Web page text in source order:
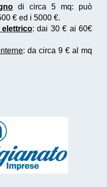
di circa 5 mq: può
€ ed i 5000 €.
: dai 30 € ai 60€
: da circa 9 € al mq